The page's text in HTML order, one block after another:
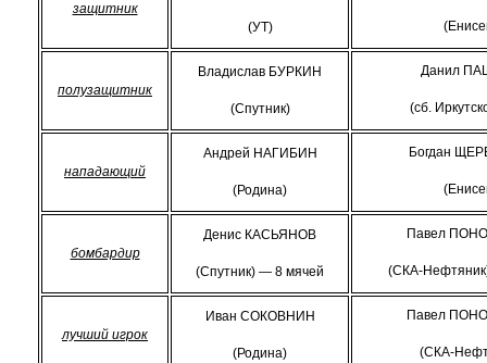
защитник
(УТ)
полузащитник
Владислав БУРКИН
(Спутник)
Данил
(сб.
нападающий
Андрей НАГИБИН
(Родина)
Богдан
бомбардир
Денис КАСЬЯНОВ
(Спутник) — 8 мячей
Павел
(СКА-
лучший игрок
Иван СОКОВНИН
(Родина)
Павел
(СКА-